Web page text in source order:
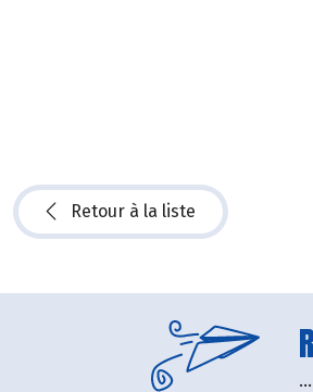
Retour à la liste